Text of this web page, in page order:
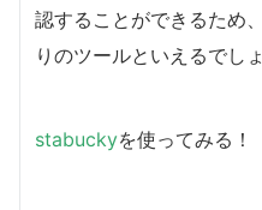
認することができるため
りのツールといえるでしょ
stabuckyを使ってみる！